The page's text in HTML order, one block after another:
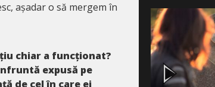
așadar o să mergem în
chiar a funcționat?
expusă pe
de cel în care ei